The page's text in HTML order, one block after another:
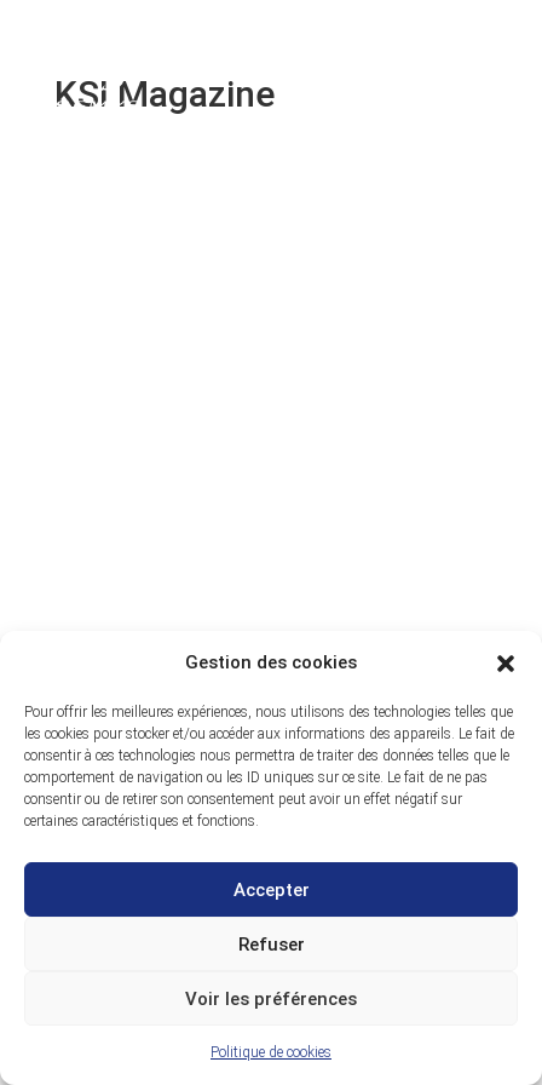
Gestion des cookies
Pour offrir les meilleures expériences, nous utilisons des technologies telles que
les cookies pour stocker et/ou accéder aux informations des appareils. Le fait de
consentir à ces technologies nous permettra de traiter des données telles que le
comportement de navigation ou les ID uniques sur ce site. Le fait de ne pas
consentir ou de retirer son consentement peut avoir un effet négatif sur
certaines caractéristiques et fonctions.
Accepter
Refuser
Voir les préférences
Politique de cookies
KSI Magazine